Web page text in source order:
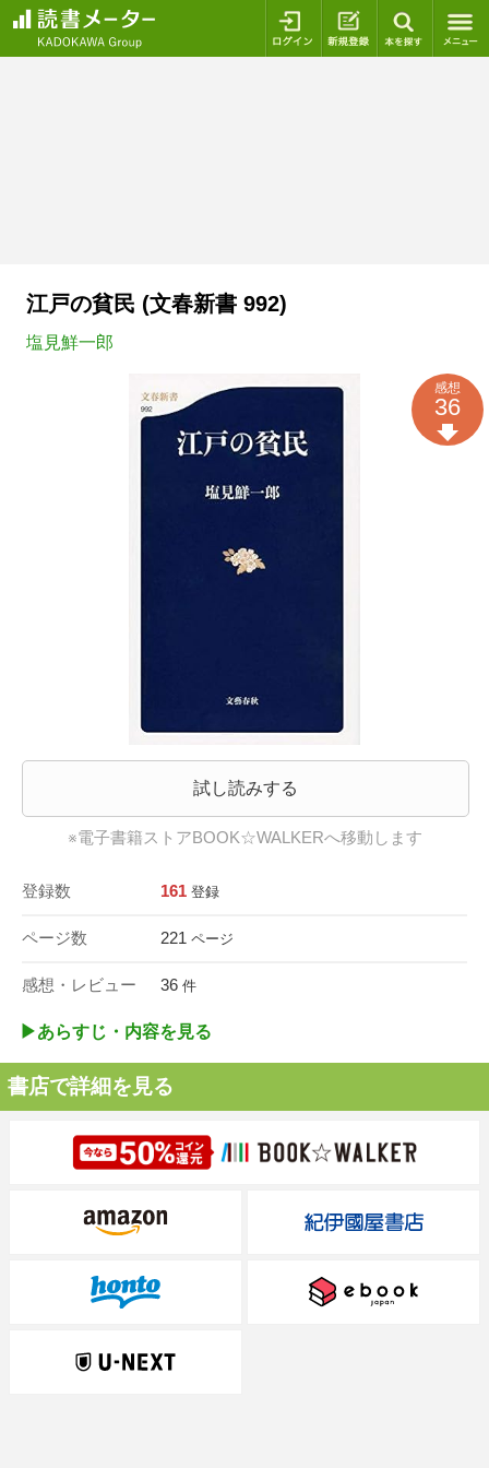
ログイン 新規登録
江戸の貧民 (文春新書 992)
塩見鮮一郎
試し読みする
※電子書籍ストアBOOK☆WALKERへ移動します
登録数 161 登録
ページ数 221 ページ
感想・レビュー 36 件
感想
36
▶︎あらすじ・内容を見る
書店で詳細を見る